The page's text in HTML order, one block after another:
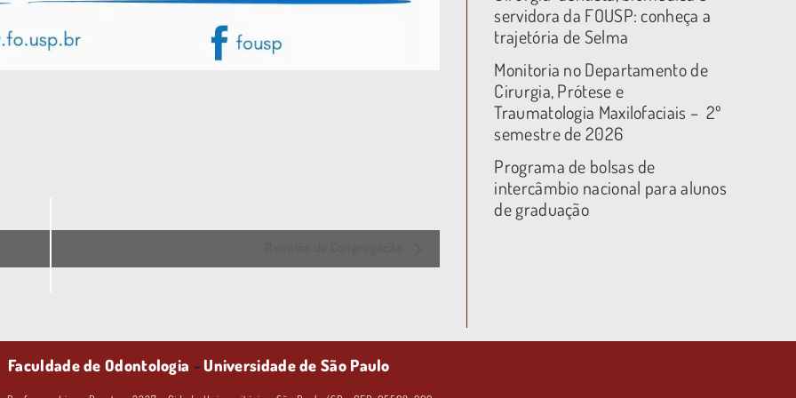
servidora da FOUSP: conheça a
trajetória de Selma
Monitoria no Departamento de
Cirurgia, Prótese e
Traumatologia Maxilofaciais – 2º
semestre de 2026
Programa de bolsas de
intercâmbio nacional para alunos
de graduação
Faculdade de Odontologia - Universidade de São Paulo